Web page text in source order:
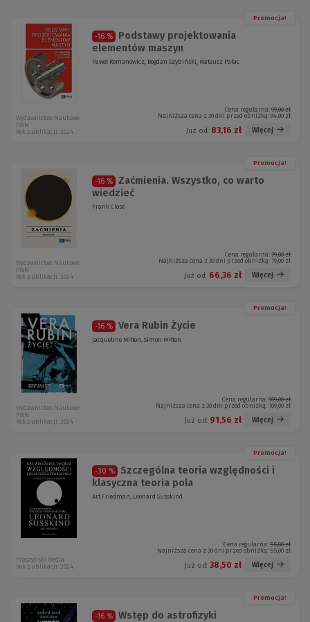
Promocja!
-16 %
Podstawy projektowania
elementów maszyn
Paweł Romanowicz, Bogdan Szybiński, Mateusz Pałac
Cena regularna: 99,00 zł
Najniższa cena z 30 dni przed obniżką: 94,00 zł
Już od: 83,16 zł Więcej
Wydawnictwo Naukowe
PWN
Rok publikacji: 2024
Promocja!
-16 %
Zaćmienia. Wszystko, co warto
wiedzieć
Frank Close
Cena regularna: 79,00 zł
Najniższa cena z 30 dni przed obniżką: 79,00 zł
Już od: 66,36 zł Więcej
Wydawnictwo Naukowe
PWN
Rok publikacji: 2024
Promocja!
-16 % Vera Rubin Życie
Jacqueline Mitton, Simon Mitton
Cena regularna: 109,00 zł
Najniższa cena z 30 dni przed obniżką: 109,00 zł
Już od: 91,56 zł Więcej
Wydawnictwo Naukowe
PWN
Rok publikacji: 2024
Promocja!
-30 %
Szczególna teoria względności i
klasyczna teoria pola
Art Friedman, Leonard Susskind
Cena regularna: 55,00 zł
Najniższa cena z 30 dni przed obniżką: 55,00 zł
Już od: 38,50 zł Więcej
Prószyński Media
Rok publikacji: 2024
Promocja!
-16 % Wstęp do astrofizyki